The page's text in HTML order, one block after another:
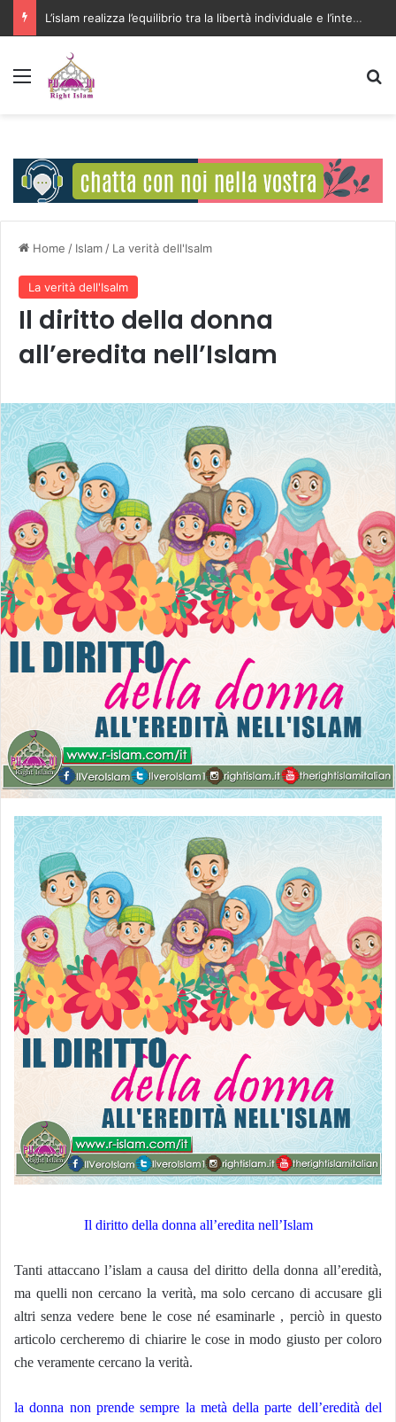
L’islam realizza l’equilibrio tra la libertà individuale e l’interesse della comunità
Menu
Home / Islam / La verità dell'Isalm
La verità dell'Isalm
Il diritto della donna
all’eredita nell’Islam
Il diritto della donna all’eredita nell’Islam
Tanti attaccano l’islam a causa del diritto della donna all’eredità,
ma quelli non cercano la verità, ma solo cercano di accusare gli
altri senza vedere bene le cose né esaminarle , perciò in questo
articolo cercheremo di chiarire le cose in modo giusto per coloro
che veramente cercano la verità.
la donna non prende sempre la metà della parte dell’eredità del